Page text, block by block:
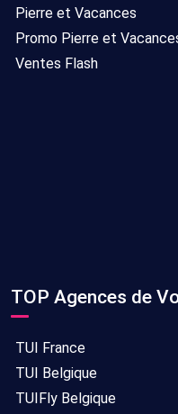
Pierre et Vacances
Promo Pierre et
Ventes Flash
TOP Agences de
TUI France
TUI Belgique
TUIFly Belgique